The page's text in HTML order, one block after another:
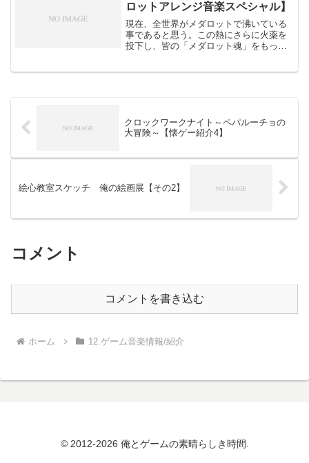
ロットアレンジ音楽スペシャル】
現在、全世界がメダロットで沸いている
事であると思う。この熱にさらに火薬を
投下し、皆の「メダロット魂」をもっと
クロックワークナイト～ペパルーチョの
大冒険～【懐ゲー紹介4】
絵心教室スケッチ 俺の絵画展【その2】
コメント
コメントを書き込む
ホーム 12.ゲーム音楽情報/紹介
© 2012-2026 俺とゲームの素晴らしき時間.